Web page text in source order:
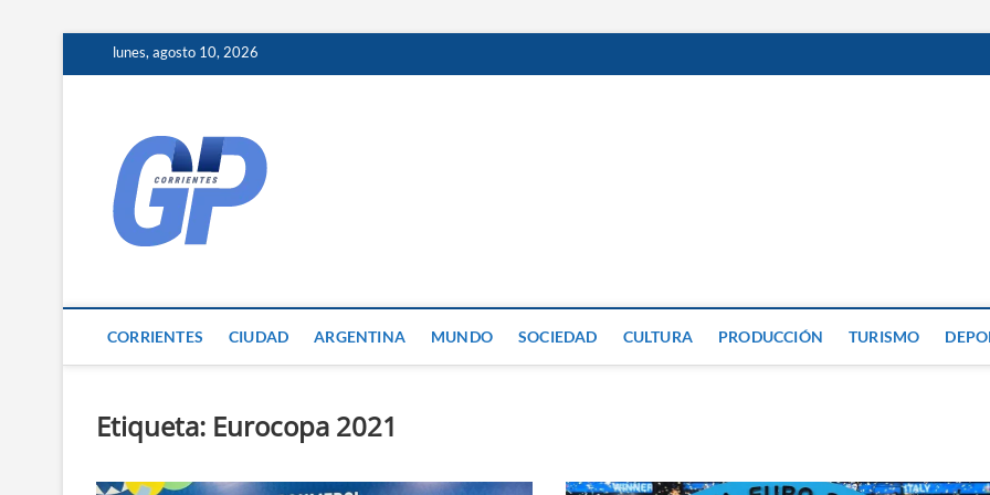
lunes, agosto 10, 2026
CORRIENTES CIUDAD ARGENTINA MUNDO SOCIEDAD CULTURA PRODUCCIÓN TURISMO
Etiqueta: Eurocopa 2021